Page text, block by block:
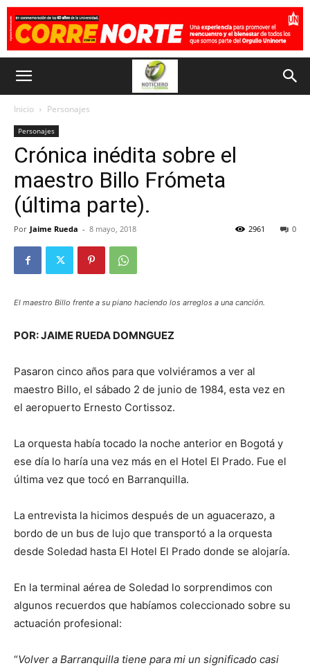
Inicio Personajes
Personajes
Crónica inédita sobre el
maestro Billo Frómeta
(última parte).
Por Jaime Rueda - 8 mayo, 2018 0
2961
El maestro Billo frente a su piano haciendo los arreglos a una canción.
POR: JAIME RUEDA DOMNGUEZ
Pasaron cinco años para que volviéramos a ver al
maestro Billo, el sábado 2 de junio de 1984, esta vez en
el aeropuerto Ernesto Cortissoz.
La orquesta había tocado la noche anterior en Bogotá y
ese día lo haría una vez más en el Hotel El Prado. Fue el
última vez que tocó en Barranquilla.
La entrevista la hicimos después de un aguacerazo, a
bordo de un bus de lujo que transportó a la orquesta
desde Soledad hasta El Hotel El Prado donde se alojaría.
En la terminal aérea de Soledad lo sorprendimos con
algunos recuerdos que habíamos coleccionado sobre su
actuación profesional:
“Volver a Barranquilla tiene para mi un significado casi